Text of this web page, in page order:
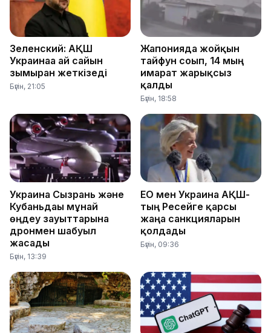
Зеленский: АҚШ
Украинаға ай сайын
зымыран жеткізеді
Бүгін, 21:05
Жапонияда жойқын
тайфун соғып, 14 мың
ғимарат жарықсыз
қалды
Бүгін, 18:58
Украина Сызрань және
Кубаньдағы мұнай
өңдеу зауыттарына
дронмен шабуыл
жасады
Бүгін, 13:39
ЕО мен Украина АҚШ-
тың Ресейге қарсы
жаңа санкцияларын
қолдады
Бүгін, 09:36